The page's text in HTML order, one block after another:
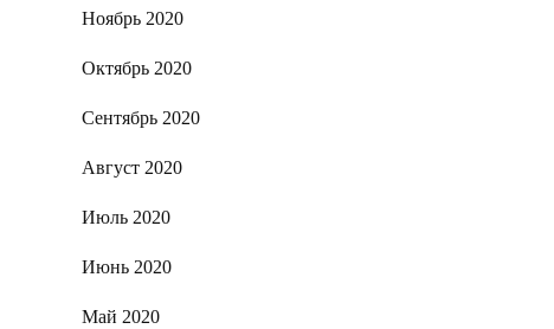
Ноябрь 2020
Октябрь 2020
Сентябрь 2020
Август 2020
Июль 2020
Июнь 2020
Май 2020